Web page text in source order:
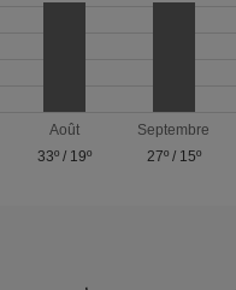
Août
33º / 19º
Septembre
27º/ 15º